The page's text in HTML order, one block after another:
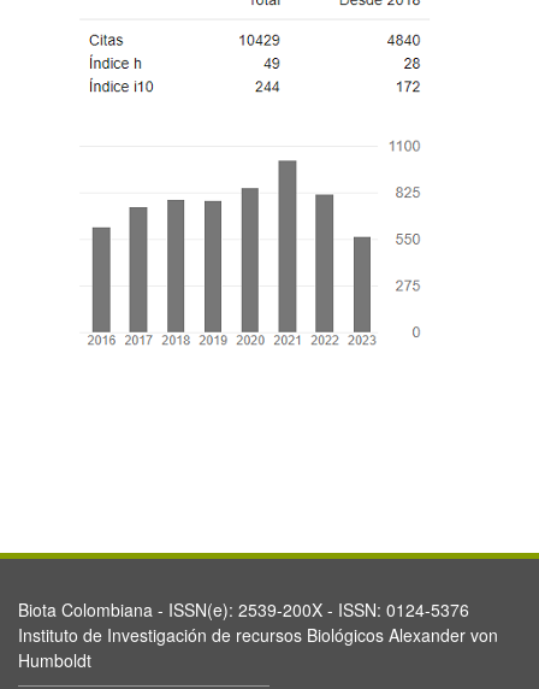
Biota Colombiana - ISSN(e): 2539-200X - ISSN: 0124-5376
Instituto de Investigación de recursos Biológicos Alexander von
Humboldt